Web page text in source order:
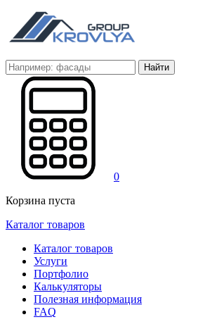
Найти
0
Корзина пуста
Каталог товаров
Каталог товаров
Услуги
Портфолио
Калькуляторы
Полезная информация
FAQ